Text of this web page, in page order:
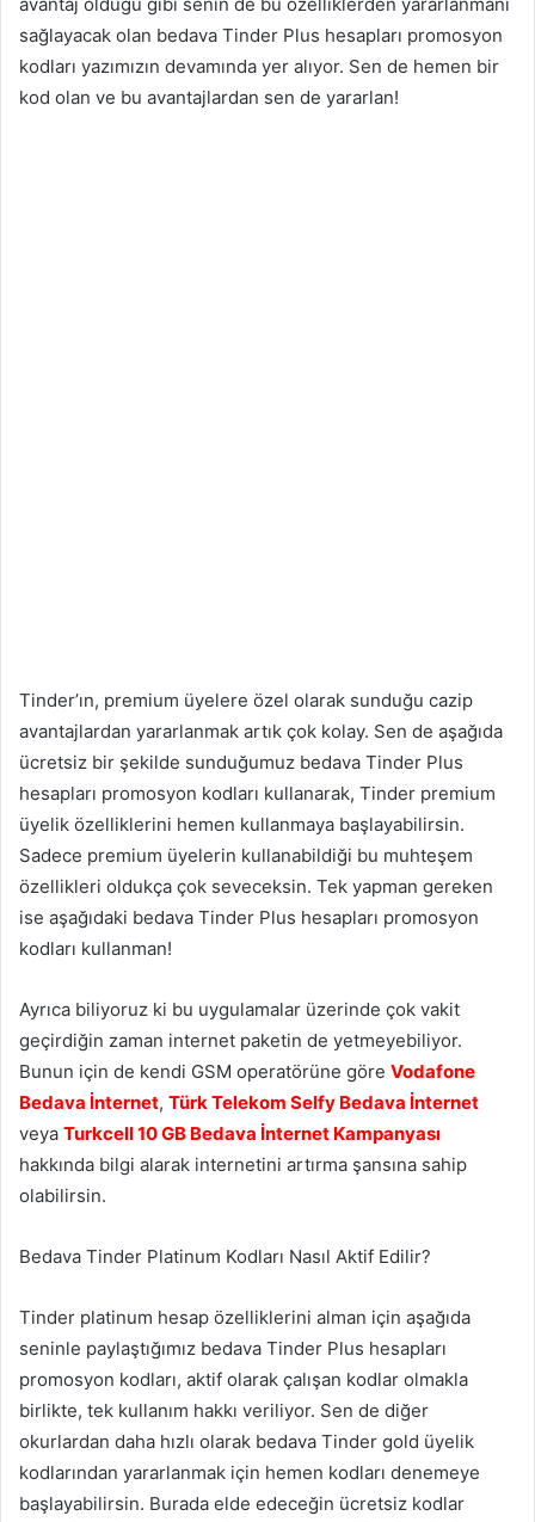
sağlayacak olan bedava Tinder Plus hesapları promosyon
kodları yazımızın devamında yer alıyor. Sen de hemen bir
kod olan ve bu avantajlardan sen de yararlan!
Tinder’ın, premium üyelere özel olarak sunduğu cazip
avantajlardan yararlanmak artık çok kolay. Sen de aşağıda
ücretsiz bir şekilde sunduğumuz bedava Tinder Plus
hesapları promosyon kodları kullanarak, Tinder premium
üyelik özelliklerini hemen kullanmaya başlayabilirsin.
Sadece premium üyelerin kullanabildiği bu muhteşem
özellikleri oldukça çok seveceksin. Tek yapman gereken
ise aşağıdaki bedava Tinder Plus hesapları promosyon
kodları kullanman!
Ayrıca biliyoruz ki bu uygulamalar üzerinde çok vakit
geçirdiğin zaman internet paketin de yetmeyebiliyor.
Bunun için de kendi GSM operatörüne göre Vodafone
Bedava İnternet, Türk Telekom Selfy Bedava İnternet
veya Turkcell 10 GB Bedava İnternet Kampanyası
hakkında bilgi alarak internetini artırma şansına sahip
olabilirsin.
Bedava Tinder Platinum Kodları Nasıl Aktif Edilir?
Tinder platinum hesap özelliklerini alman için aşağıda
seninle paylaştığımız bedava Tinder Plus hesapları
promosyon kodları, aktif olarak çalışan kodlar olmakla
birlikte, tek kullanım hakkı veriliyor. Sen de diğer
okurlardan daha hızlı olarak bedava Tinder gold üyelik
kodlarından yararlanmak için hemen kodları denemeye
başlayabilirsin. Burada elde edeceğin ücretsiz kodlar